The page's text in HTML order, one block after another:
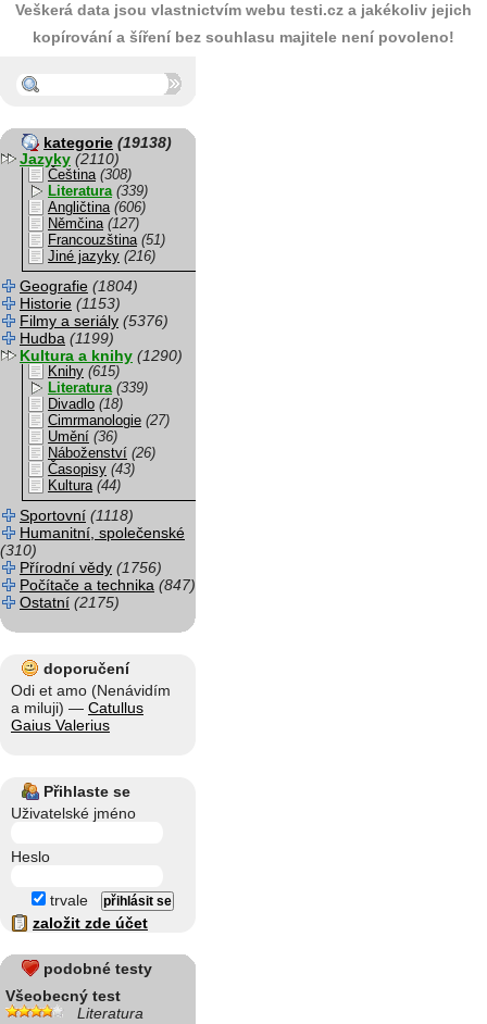
Veškerá data jsou vlastnictvím webu testi.cz a jakékoliv jejich
kopírování a šíření bez souhlasu majitele není povoleno!
kategorie (19138)
Jazyky (2110)
Čeština (308)
Literatura (339)
Angličtina (606)
Němčina (127)
Francouzština (51)
Jiné jazyky (216)
Geografie (1804)
Historie (1153)
Filmy a seriály (5376)
Hudba (1199)
Kultura a knihy (1290)
Knihy (615)
Literatura (339)
Divadlo (18)
Cimrmanologie (27)
Umění (36)
Náboženství (26)
Časopisy (43)
Kultura (44)
Sportovní (1118)
Humanitní, společenské
(310)
Přírodní vědy (1756)
Počítače a technika (847)
Ostatní (2175)
doporučení
Odi et amo (Nenávidím
a miluji) — Catullus
Gaius Valerius
Přihlaste se
Uživatelské jméno
Heslo
trvale
založit zde účet
podobné testy
Všeobecný test
Literatura